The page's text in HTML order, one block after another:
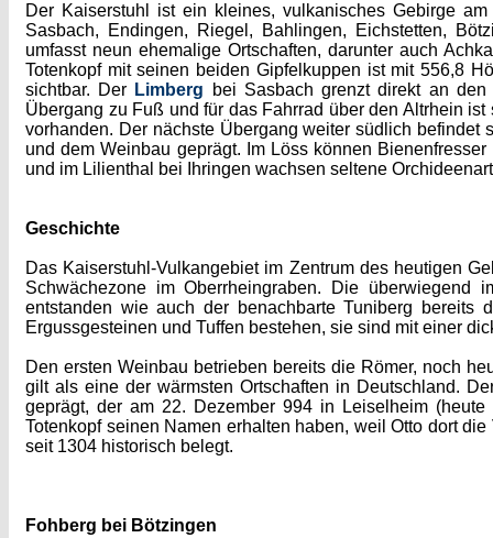
Der Kaiserstuhl ist ein kleines, vulkanisches Gebirge
Sasbach, Endingen, Riegel, Bahlingen, Eichstetten,
umfasst neun ehemalige Ortschaften, darunter auch
Totenkopf mit seinen beiden Gipfelkuppen ist mit 556,8
sichtbar. Der Limberg bei Sasbach grenzt direkt an
Übergang zu Fuß und für das Fahrrad über den Altrhein
vorhanden. Der nächste Übergang weiter südlich
und dem Weinbau geprägt. Im Löss können
und im Lilienthal bei Ihringen wachsen seltene
Geschichte
Das Kaiserstuhl-Vulkangebiet im Zentrum des heutigen
Schwächezone im Oberrheingraben. Die
entstanden wie auch der benachbarte Tuniberg
Ergussgesteinen und Tuffen bestehen, sie sind mit einer
Den ersten Weinbau betrieben bereits die Römer, noch
gilt als eine der wärmsten Ortschaften in Deutschland.
geprägt, der am 22. Dezember 994 in Leiselheim
Totenkopf seinen Namen erhalten haben, weil Otto dort
seit 1304 historisch belegt.
Fohberg bei Bötzingen